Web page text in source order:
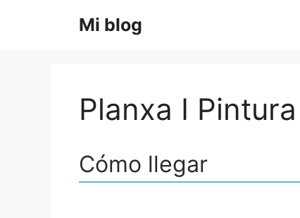
Mi blog
Planxa I
Cómo llegar